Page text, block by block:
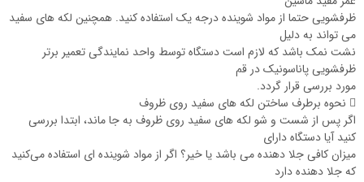
ظرفشویی حتما از مواد شوینده درجه یک استفاده کنید. همچنین لکه‌ های سفید
می ‌تواند به دلیل
نشت نمک باشد که لازم است دستگاه توسط واحد نمایندگی تعمیر برتر
ظرفشویی پاناسونیک در قم
مورد بررسی قرار گردد.
 نحوه برطرف ساختن لکه های سفید روی ظروف
اگر پس از شست و شو لکه‌ های سفید روی ظروف به جا ماند، ابتدا بررسی
کنید آیا دستگاه دارای
میزان کافی جلا دهنده می‌ باشد یا خیر؟ اگر از مواد شوینده ‌ای استفاده می‌کنید
که جلا دهنده دارد